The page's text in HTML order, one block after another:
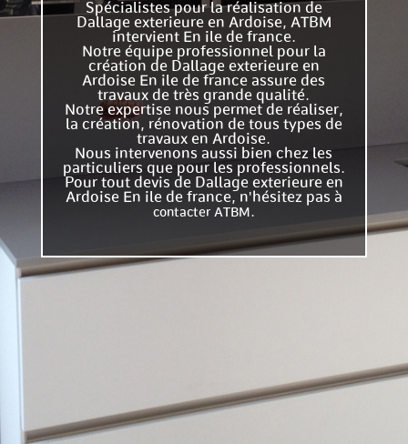
Spécialistes pour la réalisation de
Dallage exterieure en Ardoise, ATBM
intervient En ile de france.
Notre équipe professionnel pour la
création de Dallage exterieure en
Ardoise En ile de france assure des
travaux de très grande qualité.
Notre expertise nous permet de réaliser,
la création, rénovation de tous types de
travaux en Ardoise.
Nous intervenons aussi bien chez les
particuliers que pour les professionnels.
Pour tout devis de Dallage exterieure en
Ardoise En ile de france, n'hésitez pas à
contacter ATBM.